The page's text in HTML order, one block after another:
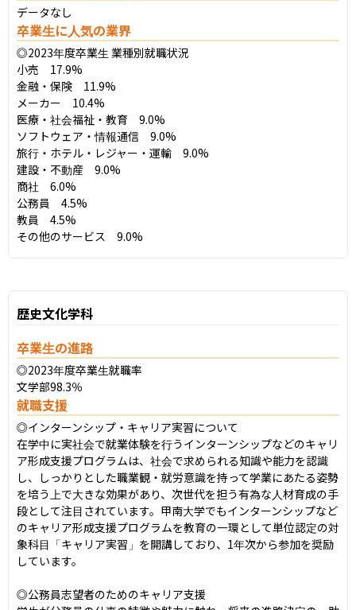
データなし
卒業生に人気の業界
◎2023年度卒業生 業種別就職状況
小売　17.9%
金融・保険　11.9%
メーカー　10.4%
医療・社会福祉・教育　9.0%
ソフトウェア・情報通信　9.0%
旅行・ホテル・レジャー・運輸　9.0%
建設・不動産　9.0%
商社　6.0%
公務員　4.5%
教員　4.5%
その他のサービス　9.0%
歴史文化学科
卒業生の進路
◎2023年度卒業生就職率
文学部98.3％
就職支援
◎インターンシップ・キャリア実習について
在学中に実社会で就業体験を行うインターンシップなどのキャリ
ア形成支援プログラムは、社会で求められる知識や能力を認識
し、しっかりとした職業観・就労意識を持って学業にあたる姿勢
を培う上で大きな効果があり、次世代を担う有為な人材育成の手
段として注目されています。甲南大学でもインターンシップなど
のキャリア形成支援プログラムを教育の一環として単位認定の対
象科目「キャリア実習」を開講しており、1年次から参加を奨励
しています。
◎公務員志望者のためのキャリア支援